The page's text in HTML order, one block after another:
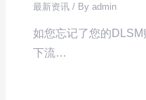
最新资讯 / Byadmin
如您忘记了您的
下流…